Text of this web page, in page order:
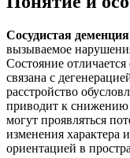
Сосудистая деменция
вызываемое
Состояние
связана с
расстройство
приводит к
могут проявляться
изменения характера
ориентацией в